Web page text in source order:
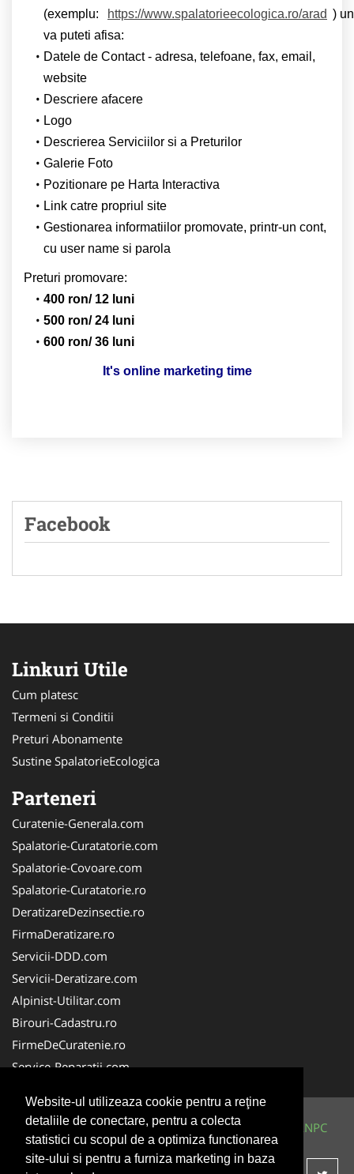
Website-ul utilizeaza cookie pentru a reţine
detaliile de conectare, pentru a colecta
statistici cu scopul de a optimiza functionarea
site-ului si pentru a furniza marketing in baza
(exemplu:
https://www.spalatorieecologica.ro/arad )
va puteti afisa:
Datele de Contact - adresa, telefoane, fax, email,
website
Descriere afacere
Logo
Descrierea Serviciilor si a Preturilor
Galerie Foto
Pozitionare pe Harta Interactiva
Link catre propriul site
Gestionarea informatiilor promovate, printr-un cont,
cu user name si parola
Preturi promovare:
400 ron/ 12 luni
500 ron/ 24 luni
600 ron/ 36 luni
It's online marketing time
Facebook
Linkuri Utile
Cum platesc
Termeni si Conditii
Preturi Abonamente
Sustine SpalatorieEcologica
Parteneri
Curatenie-Generala.com
Spalatorie-Curatatorie.com
Spalatorie-Covoare.com
Spalatorie-Curatatorie.ro
DeratizareDezinsectie.ro
FirmaDeratizare.ro
Servicii-DDD.com
Servicii-Deratizare.com
Alpinist-Utilitar.com
Birouri-Cadastru.ro
FirmeDeCuratenie.ro
Service-Reparatii.com
© 2014-2026 Powered byVilonMedia&TekaBility
ANPC
SOL